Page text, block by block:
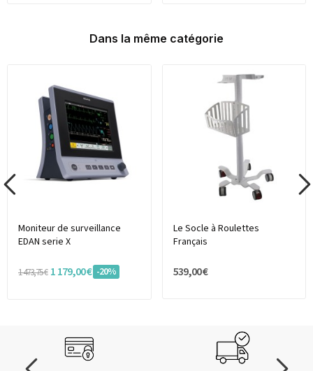
Dans la même catégorie
Moniteur de surveillance
EDAN serie X
1 473,75 € 1 179,00 € -20%
Le Socle à Roulettes
Français
539,00 €